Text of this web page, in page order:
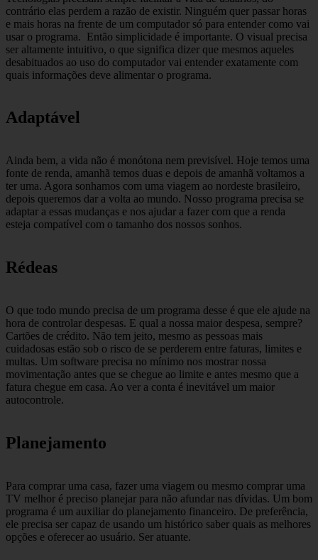
contrário elas perdem a razão de existir. Ninguém quer passar horas
e mais horas na frente de um computador só para entender como vai
usar o programa. Então simplicidade é importante. O visual precisa
ser altamente intuitivo, o que significa dizer que mesmos aqueles
desabituados ao uso do computador vai entender exatamente com
quais informações deve alimentar o programa.
Adaptável
Ainda bem, a vida não é monótona nem previsível. Hoje temos uma
fonte de renda, amanhã temos duas e depois de amanhã voltamos a
ter uma. Agora sonhamos com uma viagem ao nordeste brasileiro,
depois queremos dar a volta ao mundo. Nosso programa precisa se
adaptar a essas mudanças e nos ajudar a fazer com que a renda
esteja compatível com o tamanho dos nossos sonhos.
Rédeas
O que todo mundo precisa de um programa desse é que ele ajude na
hora de controlar despesas. E qual a nossa maior despesa, sempre?
Cartões de crédito. Não tem jeito, mesmo as pessoas mais
cuidadosas estão sob o risco de se perderem entre faturas, limites e
multas. Um software precisa no mínimo nos mostrar nossa
movimentação antes que se chegue ao limite e antes mesmo que a
fatura chegue em casa. Ao ver a conta é inevitável um maior
autocontrole.
Planejamento
Para comprar uma casa, fazer uma viagem ou mesmo comprar uma
TV melhor é preciso planejar para não afundar nas dívidas. Um bom
programa é um auxiliar do planejamento financeiro. De preferência,
ele precisa ser capaz de usando um histórico saber quais as melhores
opções e oferecer ao usuário. Ser atuante.